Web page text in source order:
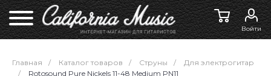
Войти
Главная / Каталог товаров / Струны /
Для электрогитар
/
Rotosound Pure Nickels 11-48 Medium PN11